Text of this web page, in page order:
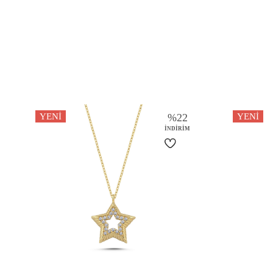
YENI %22
İNDIRIM
YENI